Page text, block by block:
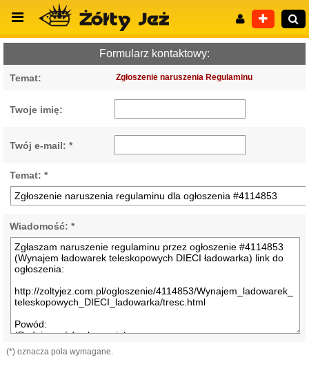
Formularz kontaktowy:
Temat: Zgłoszenie naruszenia Regulaminu
Twoje imię:
Twój e-mail: *
Temat: *
Wiadomość: *
(*) oznacza pola wymagane.